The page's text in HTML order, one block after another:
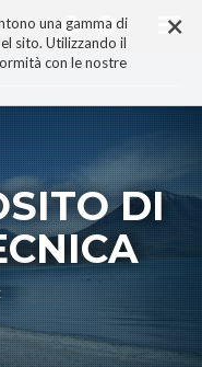
×
una gamma di
sito. Utilizzando il
con le nostre
DI